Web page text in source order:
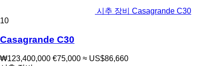
시추 장비 Casagrande C30
10
Casagrande C30
₩123,400,000 €75,000 ≈ US$86,660